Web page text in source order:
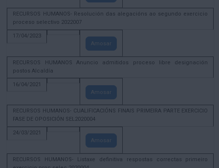
RECURSOS HUMANOS- Resolución das alegacións ao segundo exercicio
proceso selectivo 2022007
17/04/2023
Amosar
RECURSOS HUMANOS Anuncio admitidos proceso libre designación
postos Alcaldía
16/04/2021
Amosar
RECURSOS HUMANOS- CUALIFICACIÓNS FINAIS PRIMEIRA PARTE EXERCICIO
FASE DE OPOSICIÓN SEL2020004
24/03/2021
Amosar
RECURSOS HUMANOS- Listaxe definitiva respostas correctas primeiro